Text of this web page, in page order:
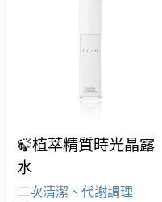
🍃植萃精質時光晶露
水
二次清潔、代謝調理